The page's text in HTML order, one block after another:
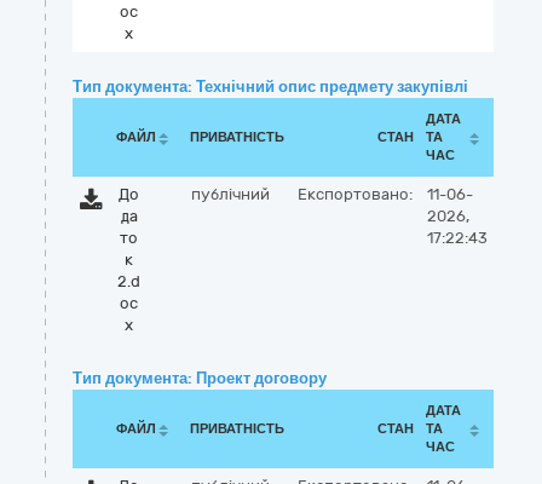
oc
x
Тип документа: Технічний опис предмету закупівлі
ФАЙЛ ПРИВАТНІСТЬ СТАН
ДАТА
ТА
ЧАС
До
да
то
к
2.d
oc
x
публічний Експортовано:
11-06-
2026,
17:22:43
Тип документа: Проект договору
ФАЙЛ ПРИВАТНІСТЬ СТАН
ДАТА
ТА
ЧАС